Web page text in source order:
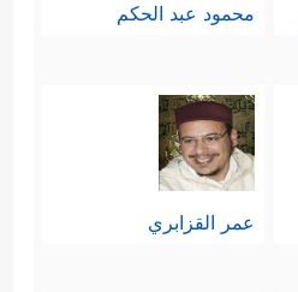
محمود عبد الحكم
عمر القزابري